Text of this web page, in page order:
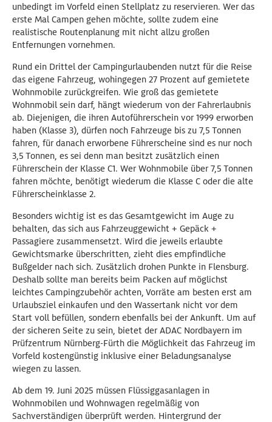
unbedingt im Vorfeld einen Stellplatz zu reservieren. Wer das
erste Mal Campen gehen möchte, sollte zudem eine
realistische Routenplanung mit nicht allzu großen
Entfernungen vornehmen.
Rund ein Drittel der Campingurlaubenden nutzt für die Reise
das eigene Fahrzeug, wohingegen 27 Prozent auf gemietete
Wohnmobile zurückgreifen. Wie groß das gemietete
Wohnmobil sein darf, hängt wiederum von der Fahrerlaubnis
ab. Diejenigen, die ihren Autoführerschein vor 1999 erworben
haben (Klasse 3), dürfen noch Fahrzeuge bis zu 7,5 Tonnen
fahren, für danach erworbene Führerscheine sind es nur noch
3,5 Tonnen, es sei denn man besitzt zusätzlich einen
Führerschein der Klasse C1. Wer Wohnmobile über 7,5 Tonnen
fahren möchte, benötigt wiederum die Klasse C oder die alte
Führerscheinklasse 2.
Besonders wichtig ist es das Gesamtgewicht im Auge zu
behalten, das sich aus Fahrzeuggewicht + Gepäck +
Passagiere zusammensetzt. Wird die jeweils erlaubte
Gewichtsmarke überschritten, zieht dies empfindliche
Bußgelder nach sich. Zusätzlich drohen Punkte in Flensburg.
Deshalb sollte man bereits beim Packen auf möglichst
leichtes Campingzubehör achten, Vorräte am besten erst am
Urlaubsziel einkaufen und den Wassertank nicht vor dem
Start voll befüllen, sondern ebenfalls bei der Ankunft. Um auf
der sicheren Seite zu sein, bietet der ADAC Nordbayern im
Prüfzentrum Nürnberg-Fürth die Möglichkeit das Fahrzeug im
Vorfeld kostengünstig inklusive einer Beladungsanalyse
wiegen zu lassen.
Ab dem 19. Juni 2025 müssen Flüssiggasanlagen in
Wohnmobilen und Wohnwagen regelmäßig von
Sachverständigen überprüft werden. Hintergrund der